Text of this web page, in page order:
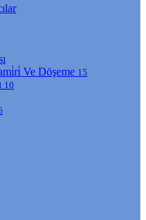
Ve Döşeme 15
10